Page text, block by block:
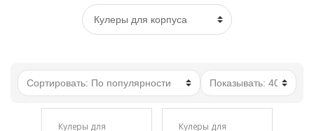
Кулеры для Кулеры для